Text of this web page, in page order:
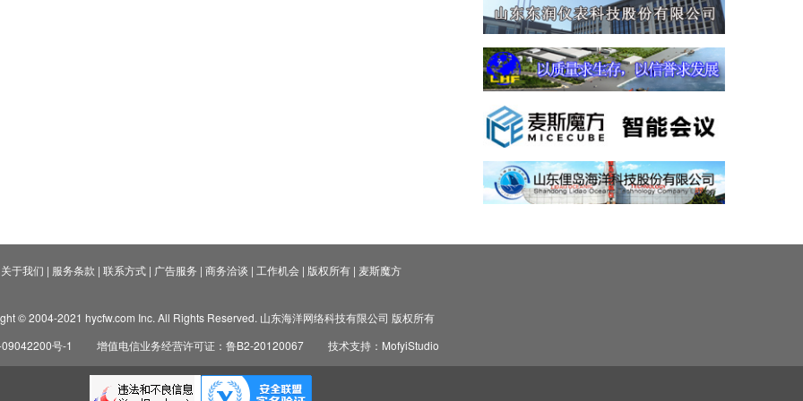
关于我们 | 服务条款 | 联系方式| 广告服务 | 商务洽谈 | 工作机会| 版权所有| 麦斯魔方
© 2004-2021 hycfw.com Inc. All Rights Reserved. 山东海洋网络科技有限公司 版权所有
号-1
增值电信业务经营许可证：鲁B2-20120067 技术支持：MofyiStudio